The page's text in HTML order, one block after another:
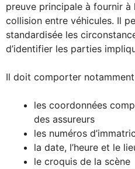
preuve principale à fournir à
collision entre véhicules. Il
standardisée les
d’identifier les parties
Il doit comporter
les coordonnées
des assureurs
les numéros
la date, l’heure et le
le croquis de la scène